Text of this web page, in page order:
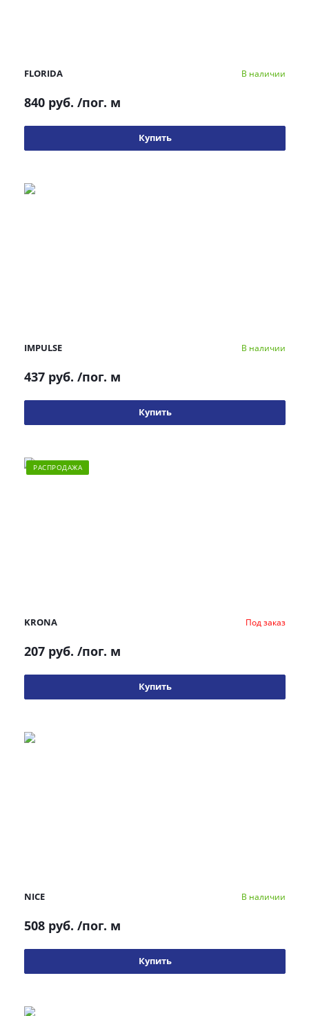
FLORIDA В наличии
840 руб. /пог. м
Купить
IMPULSE В наличии
437 руб. /пог. м
Купить
РАСПРОДАЖА
KRONA Под заказ
207 руб. /пог. м
Купить
NICE В наличии
508 руб. /пог. м
Купить